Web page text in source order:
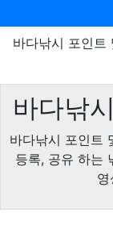
바다낚시 포인트
바다낚
바다낚시 포인트
등록, 공유 하는